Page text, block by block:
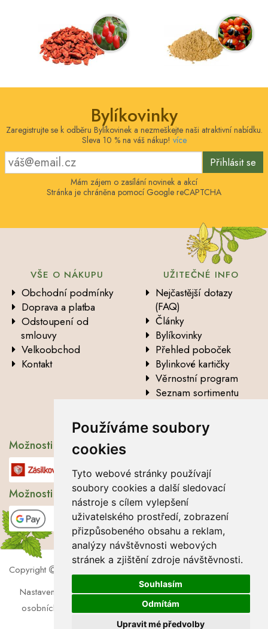
Používáme soubory
cookies
Tyto webové stránky používají
soubory cookies a další sledovací
nástroje s cílem vylepšení
uživatelského prostředí, zobrazení
přizpůsobeného obsahu a reklam,
analýzy návštěvnosti webových
stránek a zjištění zdroje návštěvnosti.
Souhlasím
Odmítám
Upravit mé předvolby
Bylíkovinky
Zaregistrujte se k odběru Bylíkovinek a nezmeškejte naši atraktivní nabídku.
Sleva 10 % na váš nákup! více
Přihlásit se
Mám zájem o zasílání novinek a akcí
Stránka je chráněna pomocí Google reCAPTCHA
VŠE O NÁKUPU
Obchodní podmínky
Doprava a platba
Odstoupení od
smlouvy
Velkoobchod
Kontakt
UŽITEČNÉ INFO
Nejčastější dotazy
(FAQ)
Články
Bylíkovinky
Přehled poboček
Bylinkové kartičky
Věrnostní program
Seznam sortimentu
Možnosti dopravy
Možnosti platby
Copyright
2026 Lbros s.r.o.
Nastavení cookies|Soubory cookies|Zásady zpracování
osobních údajů
Souhlas se zpracováním osobních údajů